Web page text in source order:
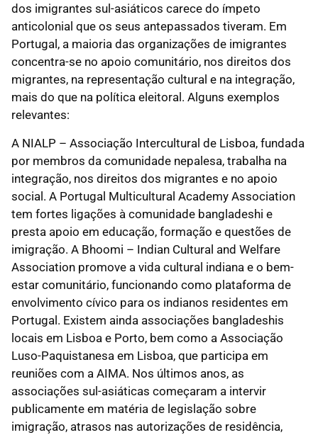
dos imigrantes sul-asiáticos carece do ímpeto
anticolonial que os seus antepassados tiveram. Em
Portugal, a maioria das organizações de imigrantes
concentra-se no apoio comunitário, nos direitos dos
migrantes, na representação cultural e na integração,
mais do que na política eleitoral. Alguns exemplos
relevantes:
A NIALP – Associação Intercultural de Lisboa, fundada
por membros da comunidade nepalesa, trabalha na
integração, nos direitos dos migrantes e no apoio
social. A Portugal Multicultural Academy Association
tem fortes ligações à comunidade bangladeshi e
presta apoio em educação, formação e questões de
imigração. A Bhoomi – Indian Cultural and Welfare
Association promove a vida cultural indiana e o bem-
estar comunitário, funcionando como plataforma de
envolvimento cívico para os indianos residentes em
Portugal. Existem ainda associações bangladeshis
locais em Lisboa e Porto, bem como a Associação
Luso-Paquistanesa em Lisboa, que participa em
reuniões com a AIMA. Nos últimos anos, as
associações sul-asiáticas começaram a intervir
publicamente em matéria de legislação sobre
imigração, atrasos nas autorizações de residência,